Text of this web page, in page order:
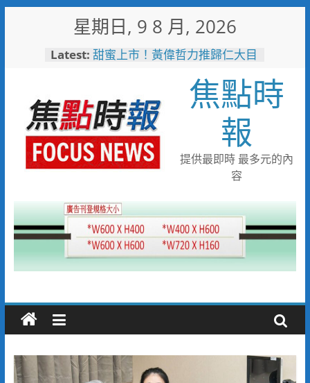
星期日, 9 8 月, 2026
Latest: 甜蜜上市！黃偉哲力推歸仁大目
臺鐵高雄機廠變身全台最大免費
樂園 陳其邁:保存百年產業記
憶！
「火車醫院」變身親子天堂！高
雄親子遊樂園開幕首日人潮爆棚
「高雄親子樂園」爆紅！全臺最
大免費園區首日吸三萬人朝聖
起於無心成於熱愛 王貴嬋現代
水墨個展
焦點時
報
提供最即時 最多元的內
容